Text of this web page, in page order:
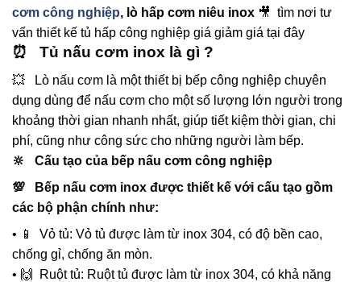
cơm công nghiệp, lò hấp cơm niêu inox 🎥 tìm nơi tư
vấn thiết kế tủ hấp công nghiệp giá giảm giá tại đây
⏰ Tủ nấu cơm inox là gì ?
💥 Lò nấu cơm là một thiết bị bếp công nghiệp chuyên
dụng dùng để nấu cơm cho một số lượng lớn người trong
khoảng thời gian nhanh nhất, giúp tiết kiệm thời gian, chi
phí, cũng như công sức cho những người làm bếp.
🔆 Cấu tạo của bếp nấu cơm công nghiệp
💯
Bếp nấu cơm inox được thiết kế với cấu tạo gồm
các bộ phận chính như:
• 📱 Vỏ tủ: Vỏ tủ được làm từ inox 304, có độ bền cao,
chống gỉ, chống ăn mòn.
• 🙌 Ruột tủ: Ruột tủ được làm từ inox 304, có khả năng